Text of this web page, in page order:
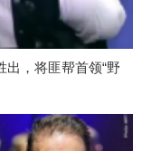
出，将匪帮首领“野